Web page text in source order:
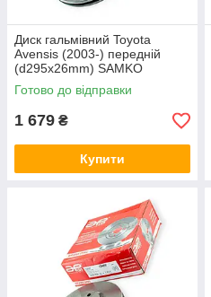
Диск гальмівний Toyota
Avensis (2003-) передній
(d295x26mm) SAMKO
Готово до відправки
1 679 ₴
Купити